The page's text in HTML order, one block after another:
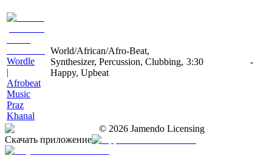
Wordle
|
Afrobeat
Music
Praz
Khanal
World/African/Afro-Beat,
Synthesizer, Percussion, Clubbing,
Happy, Upbeat
3:30 -
© 2026 Jamendo Licensing
Скачать приложение